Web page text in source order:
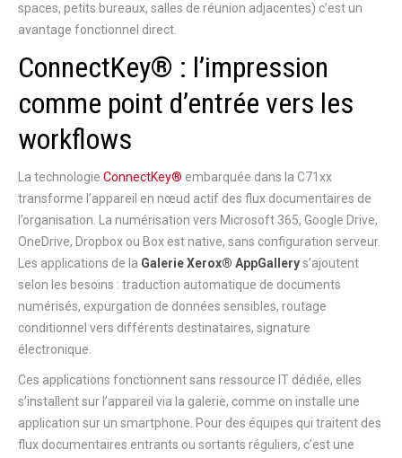
spaces, petits bureaux, salles de réunion adjacentes) c’est un
avantage fonctionnel direct.
ConnectKey® : l’impression
comme point d’entrée vers les
workflows
La technologie ConnectKey® embarquée dans la C71xx
transforme l’appareil en nœud actif des flux documentaires de
l’organisation. La numérisation vers Microsoft 365, Google Drive,
OneDrive, Dropbox ou Box est native, sans configuration serveur.
Les applications de la Galerie Xerox® AppGallerys’ajoutent
selon les besoins : traduction automatique de documents
numérisés, expurgation de données sensibles, routage
conditionnel vers différents destinataires, signature
électronique.
Ces applications fonctionnent sans ressource IT dédiée, elles
s’installent sur l’appareil via la galerie, comme on installe une
application sur un smartphone. Pour des équipes qui traitent des
flux documentaires entrants ou sortants réguliers, c’est une